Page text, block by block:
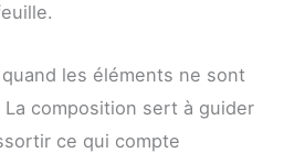
les éléments ne sont
La composition sert à guider
ce qui compte